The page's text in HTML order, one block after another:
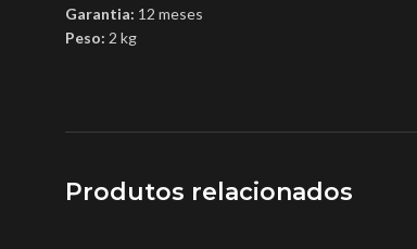
Garantia: 12 meses
Peso: 2 kg
Produtos relacionados